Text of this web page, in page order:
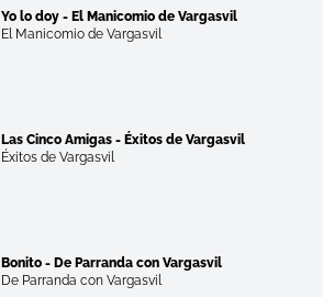
Yo lo doy - El Manicomio de Vargasvil
El Manicomio de Vargasvil
Las Cinco Amigas - Éxitos de Vargasvil
Éxitos de Vargasvil
Bonito - De Parranda con Vargasvil
De Parranda con Vargasvil